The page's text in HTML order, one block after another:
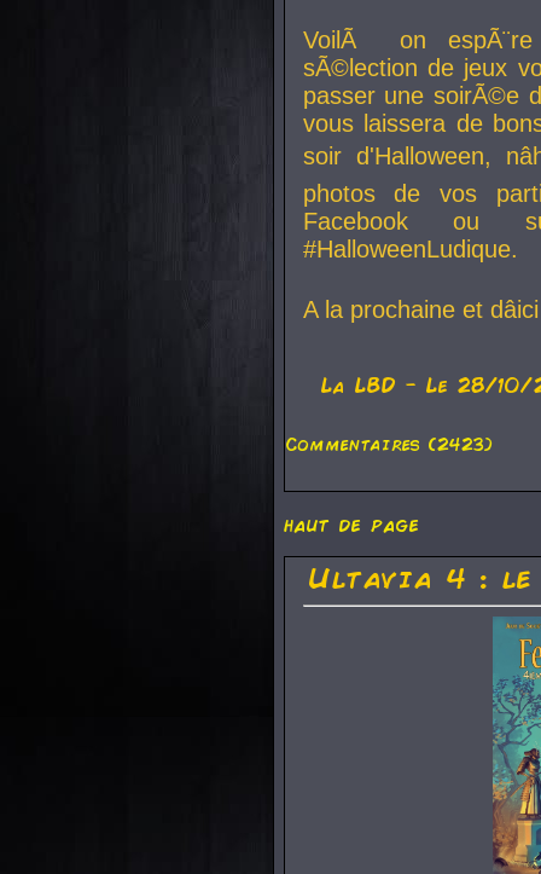
VoilÃ on
sÃ©lection de jeux
passer une soirÃ©e
vous laissera de
soir d'Halloween,
photos de vos
Facebook ou
#HalloweenLudique.
A la prochaine et
La LBD - Le 28/10/
Commentaires (2423)
haut de page
Ultavia 4 :